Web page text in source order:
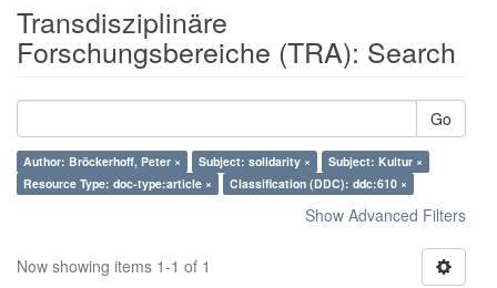
Transdisziplinäre
Forschungsbereiche (TRA): Search
Go
Author: Bröckerhoff, Peter × Subject: solidarity ×
Subject: Kultur ×
Resource Type: doc-type:article ×
Classification (DDC): ddc:610 ×
Show Advanced Filters
Now showing items 1-1 of 1